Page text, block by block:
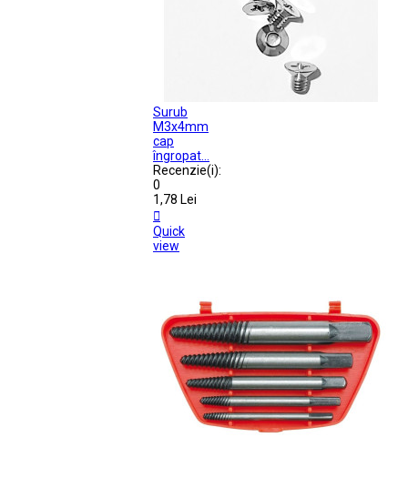
Surub
M3x4mm
cap
îngropat...
Recenzie(i):
0
1,78 Lei

Quick
view